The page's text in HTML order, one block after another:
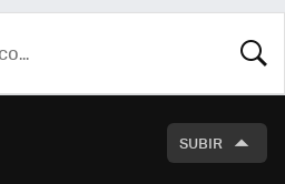
SUBIR